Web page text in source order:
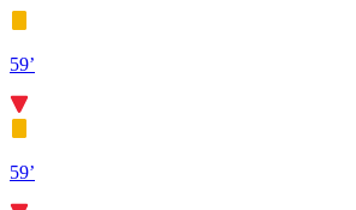
59’
59’